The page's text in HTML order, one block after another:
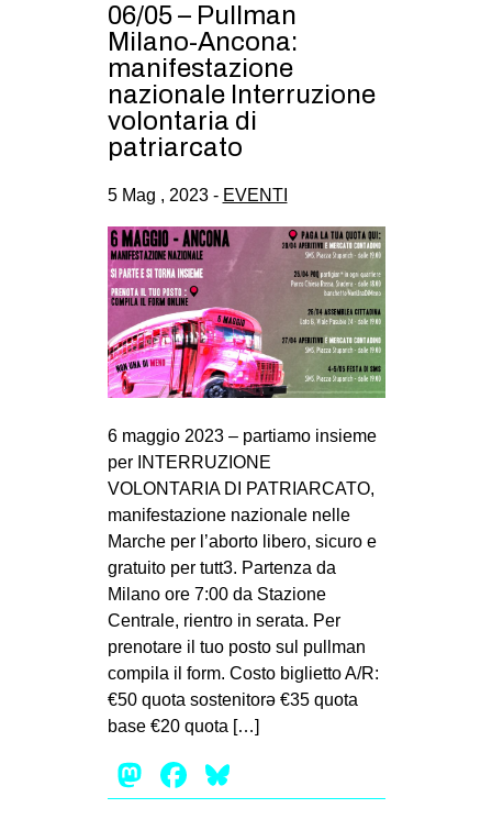
06/05 – Pullman
Milano-Ancona:
manifestazione
nazionale Interruzione
volontaria di
patriarcato
5 Mag , 2023 - EVENTI
6 maggio 2023 – partiamo insieme
per INTERRUZIONE
VOLONTARIA DI PATRIARCATO,
manifestazione nazionale nelle
Marche per l’aborto libero, sicuro e
gratuito per tutt3. Partenza da
Milano ore 7:00 da Stazione
Centrale, rientro in serata. Per
prenotare il tuo posto sul pullman
compila il form. Costo biglietto A/R:
€50 quota sostenitorə €35 quota
base €20 quota […]
Mastodon
Facebook